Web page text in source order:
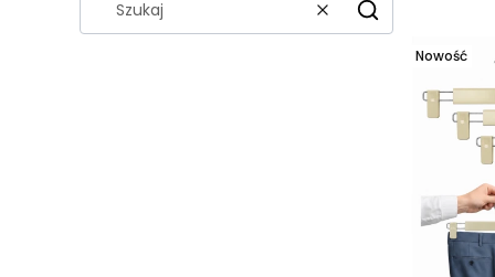
WyczyśćSzukaj
Nowość